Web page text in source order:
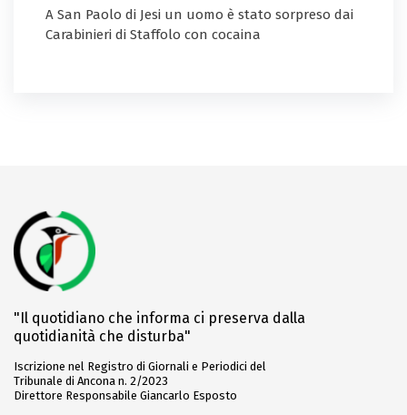
A San Paolo di Jesi un uomo è stato sorpreso dai
Carabinieri di Staffolo con cocaina
"Il quotidiano che informa ci preserva dalla
quotidianità che disturba"
Iscrizione nel Registro di Giornali e Periodici del
Tribunale di Ancona n. 2/2023
Direttore Responsabile Giancarlo Esposto